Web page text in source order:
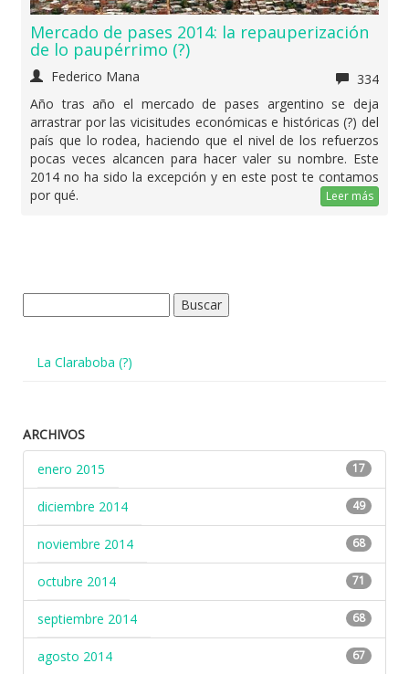
Mercado de pases 2014: la repauperización
de lo paupérrimo (?)
Federico Mana
334
Año tras año el mercado de pases argentino se deja
arrastrar por las vicisitudes económicas e históricas (?) del
país que lo rodea, haciendo que el nivel de los refuerzos
pocas veces alcancen para hacer valer su nombre. Este
2014 no ha sido la excepción y en este post te contamos
por qué.
Leer más
La Claraboba (?)
ARCHIVOS
enero 2015
17
diciembre 2014 49
noviembre 2014 68
octubre 2014 71
septiembre 2014 68
agosto 2014 67